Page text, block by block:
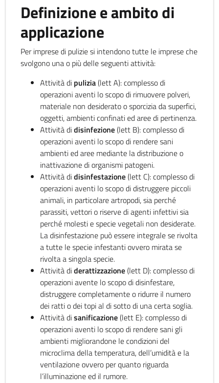
Definizione e ambito di
applicazione
Per imprese di pulizie si intendono tutte le imprese che
svolgono una o più delle seguenti attività:
Attività di pulizia(lett A): complesso di
operazioni aventi lo scopo di rimuovere polveri,
materiale non desiderato o sporcizia da superfici,
oggetti, ambienti confinati ed aree di pertinenza.
Attività didisinfezione(lett B): complesso di
operazioni aventi lo scopo di rendere sani
ambienti ed aree mediante la distribuzione o
inattivazione di organismi patogeni.
Attività didisinfestazione(lett C): complesso di
operazioni aventi lo scopo di distruggere piccoli
animali, in particolare artropodi, sia perché
parassiti, vettori o riserve di agenti infettivi sia
perché molesti e specie vegetali non desiderate.
La disinfestazione può essere integrale se rivolta
a tutte le specie infestanti ovvero mirata se
rivolta a singola specie.
Attività diderattizzazione(lett D): complesso di
operazioni avente lo scopo di disinfestare,
distruggere completamente o ridurre il numero
dei ratti o dei topi al di sotto di una certa soglia.
Attività disanificazione(lett E): complesso di
operazioni aventi lo scopo di rendere sani gli
ambienti migliorandone le condizioni del
microclima della temperatura, dell’umidità e la
ventilazione ovvero per quanto riguarda
l’illuminazione ed il rumore.